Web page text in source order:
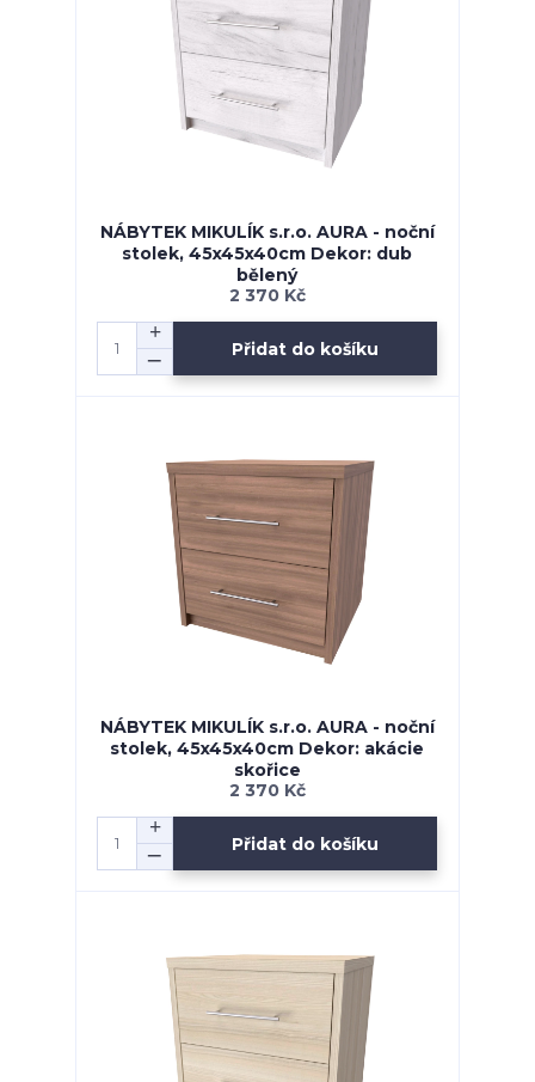
NÁBYTEK MIKULÍK s.r.o. AURA - noční
stolek, 45x45x40cm Dekor: dub
bělený
2 370 Kč
Přidat do košíku
NÁBYTEK MIKULÍK s.r.o. AURA - noční
stolek, 45x45x40cm Dekor: akácie
skořice
2 370 Kč
Přidat do košíku